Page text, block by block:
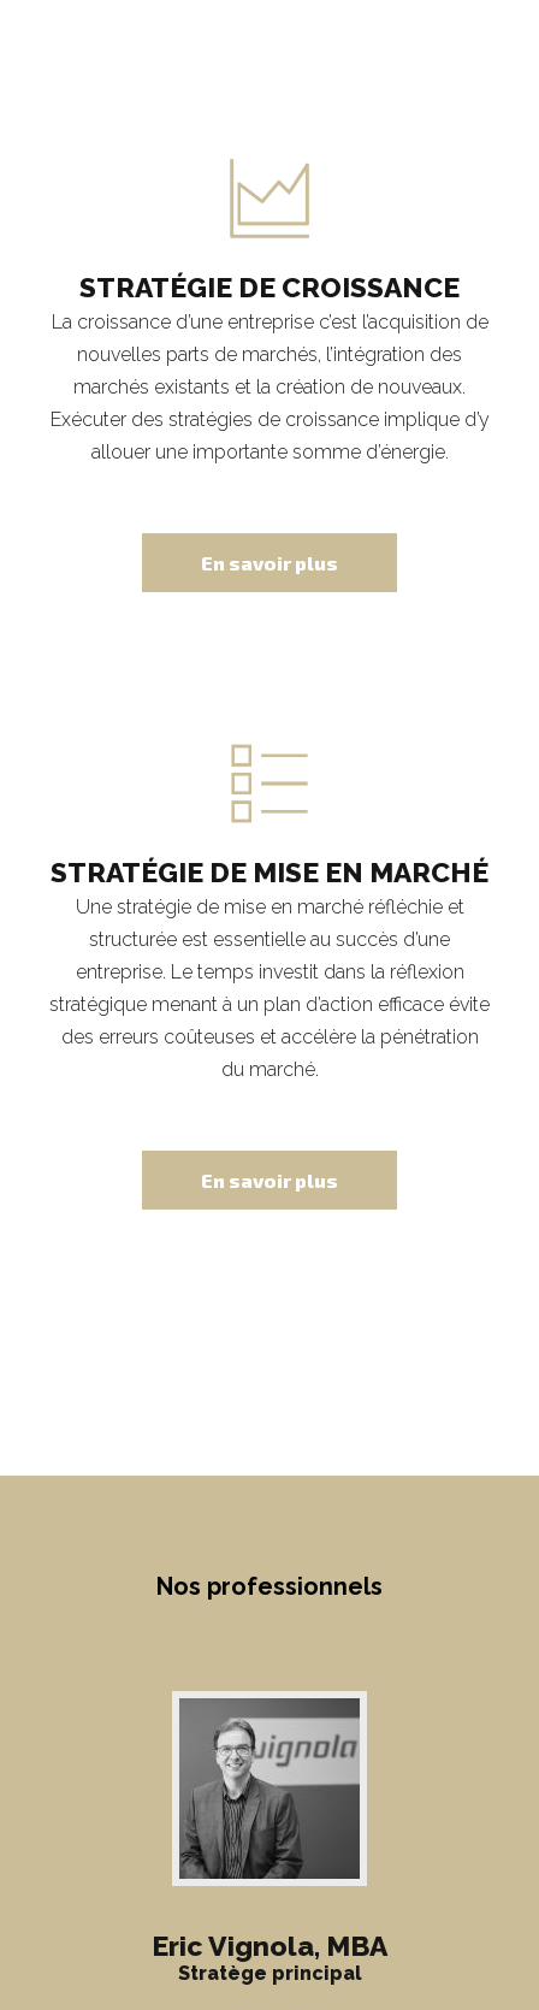
STRATÉGIE DE CROISSANCE
La croissance d’une entreprise c’est l’acquisition de
nouvelles parts de marchés, l’intégration des
marchés existants et la création de nouveaux.
Exécuter des stratégies de croissance implique d’y
allouer une importante somme d’énergie.
En savoir plus
STRATÉGIE DE MISE EN MARCHÉ
Une stratégie de mise en marché réfléchie et
structurée est essentielle au succès d’une
entreprise. Le temps investit dans la réflexion
stratégique menant à un plan d’action efficace évite
des erreurs coûteuses et accélère la pénétration
du marché.
En savoir plus
Nos professionnels
Eric Vignola, MBA
Stratège principal